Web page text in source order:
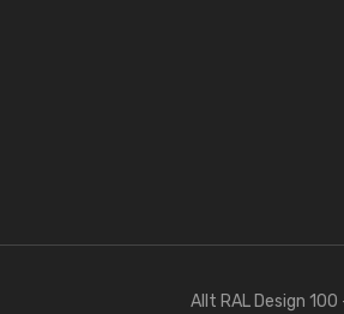
Allt RAL Design 100